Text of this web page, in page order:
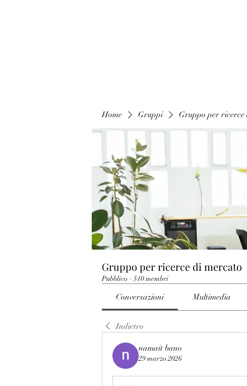
Home Gruppi Gruppo per ricerce
Gruppo per ricerce di mercato
Pubblico · 510 membri
Conversazioni Multimedia
Indietro
namait bano
29 marzo 2026